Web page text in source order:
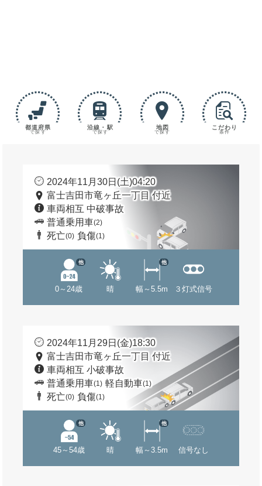
都道府県
で探す
沿線・駅
で探す
地図
で探す
こだわり
条件
2024年11月30日(土)04:20
富士吉田市竜ヶ丘一丁目 付近
車両相互 中破事故
普通乗用車(2)
死亡(0) 負傷(1)
0～24歳
他
晴 幅～5.5m
他
３灯式信号
2024年11月29日(金)18:30
富士吉田市竜ヶ丘一丁目 付近
車両相互 小破事故
普通乗用車(1) 軽自動車(1)
死亡(0) 負傷(1)
45～54歳
他
晴 幅～3.5m
他
信号なし